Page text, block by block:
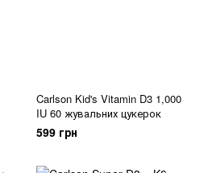
Carlson Kid's Vitamin D3 1,000
IU 60 жувальних цукерок
599 грн